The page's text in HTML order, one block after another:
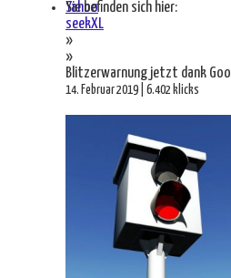
Yahoo
Sie befinden sich hier:
seekXL
»
»
Blitzerwarnung jetzt dank
14. Februar 2019 | 6.402 klicks